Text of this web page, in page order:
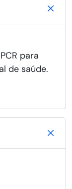
para
de saúde.